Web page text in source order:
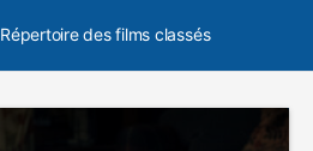
Répertoire des films classés